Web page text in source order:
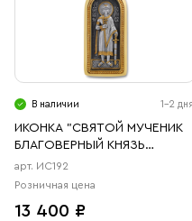
В наличии 1-2 дня
ИКОНКА "СВЯТОЙ МУЧЕНИК
БЛАГОВЕРНЫЙ КНЯЗЬ
БОРИС"
арт. ИС192
Розничная цена
13 400 ₽